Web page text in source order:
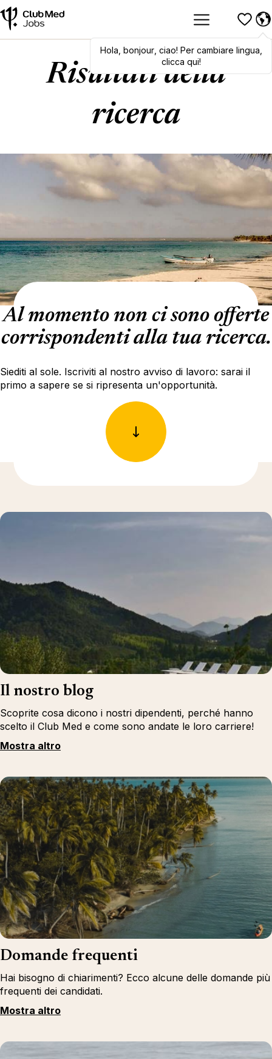
Hola,bonjour,ciao! To switch
languages, click here!
Hola bonjour, ciao! Per cambiare lingua,
clicca qui!
Risultati della
ricerca
Al momento non ci sono offerte
corrispondenti alla tua ricerca.
Siediti al sole. Iscriviti al nostro avviso di lavoro: sarai il
primo a sapere se si ripresenta un'opportunità.
Il nostro blog
Scoprite cosa dicono i nostri dipendenti, perché hanno
scelto il Club Med e come sono andate le loro carriere!
Mostra altro
Domande frequenti
Hai bisogno di chiarimenti? Ecco alcune delle domande più
frequenti dei candidati.
Mostra altro